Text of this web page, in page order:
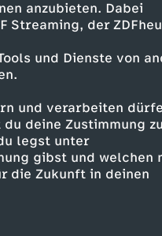
anzubieten. Dabei
Streaming, der
und Dienste von
und verarbeiten
deine Zustimmung
legst unter
gibst und welchen
die Zukunft in deinen